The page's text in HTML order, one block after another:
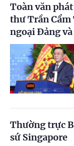
Toàn văn
thư Trần Cẩm
ngoại Đảng
Thường trực
sứ Singapore